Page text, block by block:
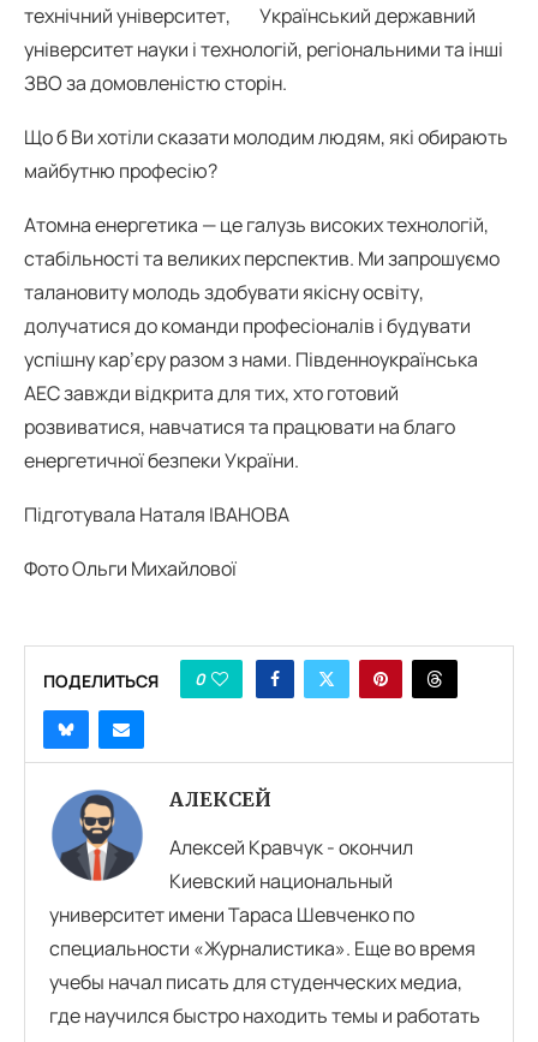
технічний університет, Український державний
університет науки і технологій, регіональними та інші
ЗВО за домовленістю сторін.
Що б Ви хотіли сказати молодим людям, які обирають
майбутню професію?
Атомна енергетика — це галузь високих технологій,
стабільності та великих перспектив. Ми запрошуємо
талановиту молодь здобувати якісну освіту,
долучатися до команди професіоналів і будувати
успішну кар’єру разом з нами. Південноукраїнська
АЕС завжди відкрита для тих, хто готовий
розвиватися, навчатися та працювати на благо
енергетичної безпеки України.
Підготувала Наталя ІВАНОВА
Фото Ольги Михайлової
ПОДЕЛИТЬСЯ 0
АЛЕКСЕЙ
Алексей Кравчук - окончил
Киевский национальный
университет имени Тараса Шевченко по
специальности «Журналистика». Еще во время
учебы начал писать для студенческих медиа,
где научился быстро находить темы и работать